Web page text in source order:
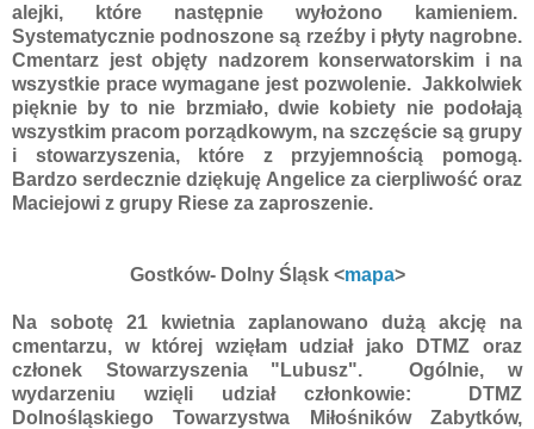
alejki, które następnie wyłożono kamieniem.
Systematycznie podnoszone są rzeźby i płyty nagrobne.
Cmentarz jest objęty nadzorem konserwatorskim i na
wszystkie prace wymagane jest pozwolenie. Jakkolwiek
pięknie by to nie brzmiało, dwie kobiety nie podołają
wszystkim pracom porządkowym, na szczęście są grupy
i stowarzyszenia, które z przyjemnością pomogą.
Bardzo serdecznie dziękuję Angelice za cierpliwość oraz
Maciejowi z grupy Riese za zaproszenie.
Gostków- Dolny Śląsk<mapa>
Na sobotę 21 kwietnia zaplanowano dużą akcję na
cmentarzu, w której wzięłam udział jako DTMZ oraz
członek Stowarzyszenia "Lubusz". Ogólnie, w
wydarzeniu wzięli udział członkowie: DTMZ
Dolnośląskiego Towarzystwa Miłośników Zabytków,